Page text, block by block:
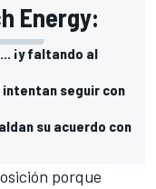
Energy:
¡y faltando al
intentan seguir con
su acuerdo con
porque